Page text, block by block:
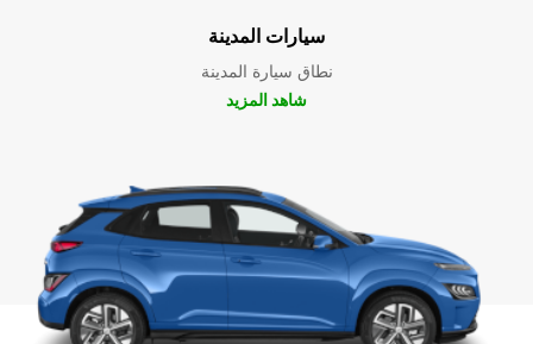
سيارات المدينة
نطاق سيارة المدينة
شاهد المزيد